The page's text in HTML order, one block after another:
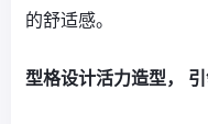
的舒适感。
型格设计活力造型，